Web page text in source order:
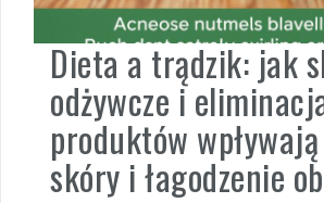
Dieta a trądzik: jak
odżywcze i
produktów
skóry i łagodzenie